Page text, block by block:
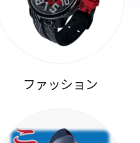
ファッション